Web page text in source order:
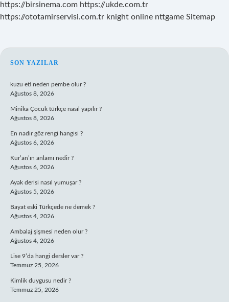
https://birsinema.com https://ukde.com.tr
https://ototamirservisi.com.tr knight online nttgame Sitemap
SIDEBAR
SON YAZILAR
kuzu eti neden pembe olur ?
Ağustos 8, 2026
Minika Çocuk türkçe nasıl yapılır ?
Ağustos 8, 2026
En nadir göz rengi hangisi ?
Ağustos 6, 2026
Kur’an’ın anlamı nedir ?
Ağustos 6, 2026
Ayak derisi nasıl yumuşar ?
Ağustos 5, 2026
Bayat eski Türkçede ne demek ?
Ağustos 4, 2026
Ambalaj şişmesi neden olur ?
Ağustos 4, 2026
Lise 9’da hangi dersler var ?
Temmuz 25, 2026
Kimlik duygusu nedir ?
Temmuz 25, 2026